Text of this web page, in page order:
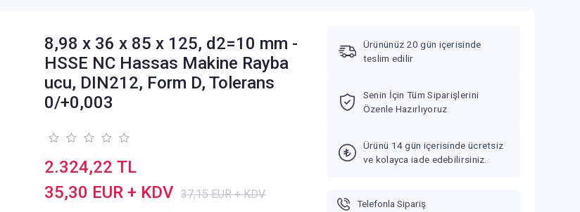
8,98 x 36 x 85 x 125, d2=10 mm -
HSSE NC Hassas Makine Rayba
ucu, DIN212, Form D, Tolerans
0/+0,003
2.324,22 TL
35,30 EUR + KDV 37,15 EUR + KDV
Ürününüz 20 gün içerisinde
teslim edilir
Senin İçin Tüm Siparişlerini
Özenle Hazırlıyoruz
Ürünü 14 gün içerisinde ücretsiz
ve kolayca iade edebilirsiniz.
Telefonla Sipariş